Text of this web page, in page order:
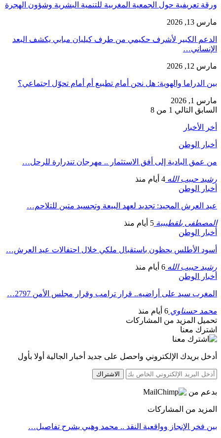
ورقة تعريفية حول الجمعية المغربية للتنمية البشرية وشؤون الهجرة
مارس 13, 2026
الدعم الكبير لأشرف حكيمي من طرف كيليان مبابي يكشف البعد
الإنساني…
مارس 12, 2026
بين الدراما والهوية: هل نحن أمام تطبيع أم أمام تحوّل اجتماعي؟
مارس 1, 2026
السابق التالي 1 من 8
أخر الأخبار
أخبار الوطن
من عمق البادية إلى أفق الاستثمار .. مهرجان تندرارة للرحل…
رشيد حبيب الله 4 أيام منذ
أخبار الوطن
عيد العرش المجيد: تجديد لعهد البيعة وتجسيد متين للتلاحم…
المصطفى بلقطيبية 5 أيام منذ
أخبار الوطن
أسود الأطلس يحظون باستقبال ملكي خلال احتفالات عيد العرش…
رشيد حبيب الله 6 أيام منذ
أخبار الوطن
المغرب سيد على أراضيه.. قرار ترامب وقرار مجلس الأمن 2797…
محمد حسناوي 6 أيام منذ
تحميل المزيد من المشاركات
اشترك معنا
أدخل بريدك الإلكتروني واحصل على جديد أخبار الجالية أولا بأول
الاشتراك
بدعم من
المزيد من المشاركات
بين فخر الإنجاز وواقعية النقد .. محمد وهبي يشرح تفاصيل…